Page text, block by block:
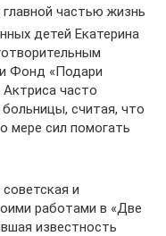
частью жизнь
детей Екатерина
Фонд «Подари
часто
считая, что
мере сил помогать
и
работами в «Две
известность